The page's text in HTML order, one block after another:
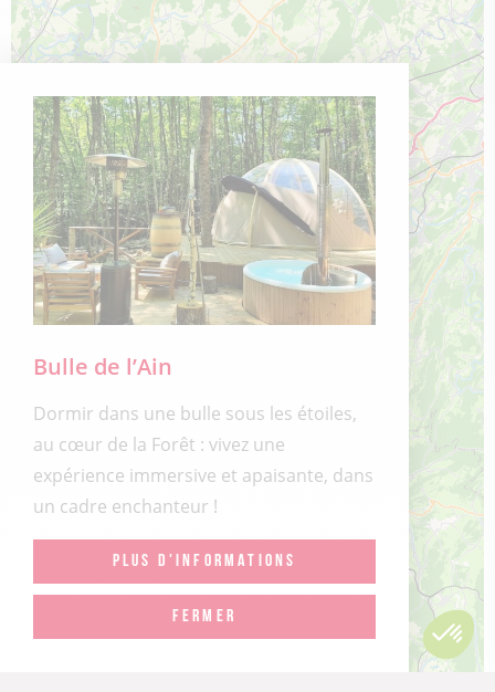
Bulle de l’Ain
Dormir dans une bulle sous les étoiles,
au cœur de la Forêt : vivez une
expérience immersive et apaisante, dans
un cadre enchanteur !
PLUS D'INFORMATIONS
FERMER